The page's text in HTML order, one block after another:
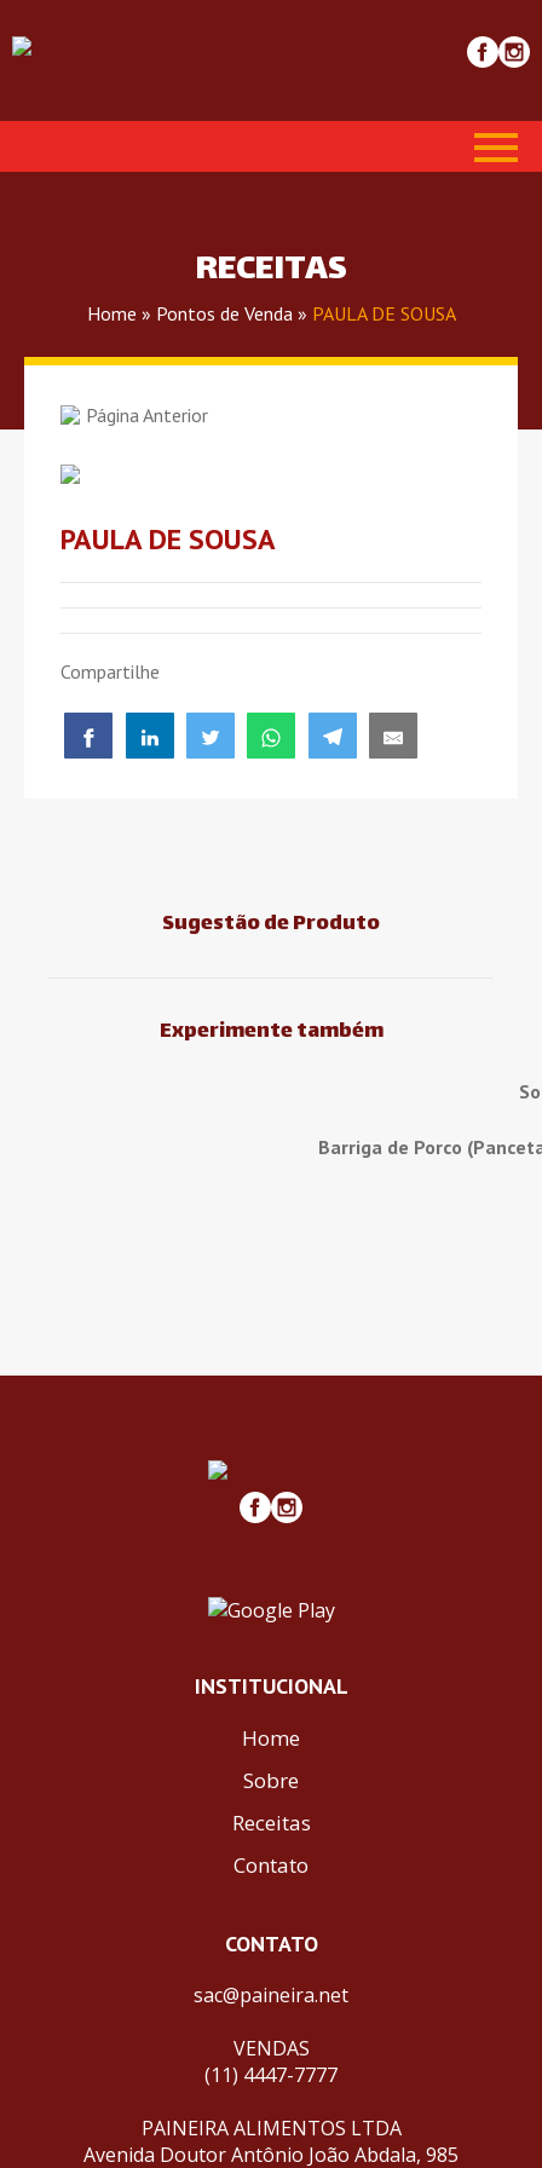
RECEITAS
Home » Pontos de Venda » PAULA DE SOUSA
Página Anterior
PAULA DE SOUSA
Compartilhe
Sugestão de Produto
Experimente também
Barriga de Porco
INSTITUCIONAL
Home
Sobre
Receitas
Contato
CONTATO
sac@paineira.net
VENDAS
(11) 4447-7777
PAINEIRA ALIMENTOS LTDA
Avenida Doutor Antônio João Abdala, 985